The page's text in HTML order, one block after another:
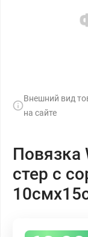
Внешний вид
на сайте
Повязка
стер с